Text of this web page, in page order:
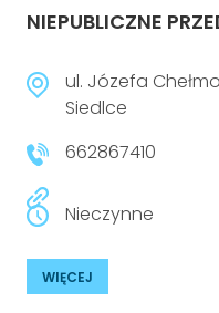
NIEPUBLICZNE
ul. Józefa
Siedlce
662867410
Nieczynne
WIĘCEJ